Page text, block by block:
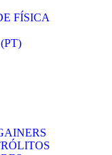
FÍSICA